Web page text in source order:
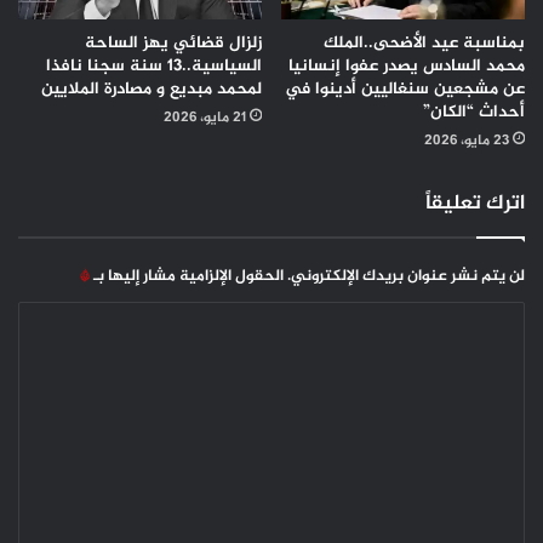
بمناسبة عيد الأضحى..الملك
محمد السادس يصدر عفوا إنسانيا
عن مشجعين سنغاليين أدينوا في
أحداث “الكان”
23 مايو، 2026
زلزال قضائي يهز الساحة
السياسية..13 سنة سجنا نافذا
لمحمد مبديع و مصادرة الملايين
21 مايو، 2026
اترك تعليقاً
لن يتم نشر عنوان بريدك الإلكتروني.الحقول الإلزامية مشار إليها بـ*